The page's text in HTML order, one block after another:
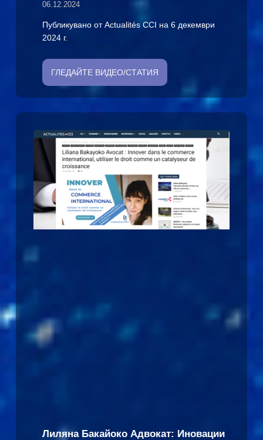
06.12.2024
Публикувано от Actualités CCI на 6 декември
2024 г.
ГЛЕДАЙТЕ ВИДЕО/СТАТИЯ
Лиляна Бакайоко Адвокат: Иновации